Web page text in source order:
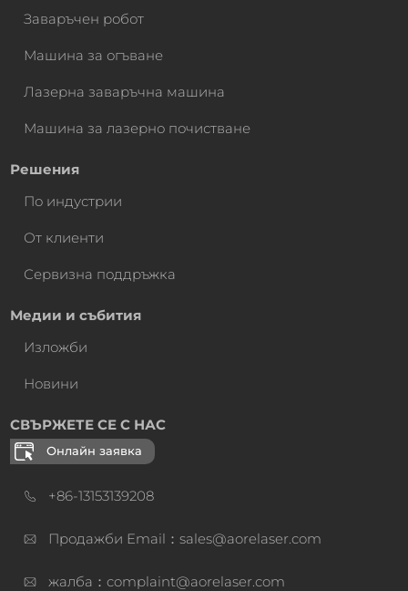
Заваръчен робот
Машина за огъване
Лазерна заваръчна машина
Машина за лазерно почистване
Решения
По индустрии
От клиенти
Сервизна поддръжка
Медии и събития
Изложби
Новини
СВЪРЖЕТЕ СЕ С НАС
Онлайн заявка
+86-13153139208
Продажби Email：sales@aorelaser.com
жалба：complaint@aorelaser.com